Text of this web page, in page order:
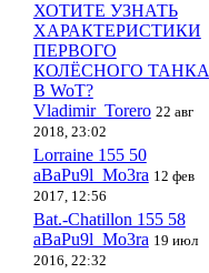
ХОТИТЕ УЗНАТЬ
ХАРАКТЕРИСТИКИ
ПЕРВОГО
КОЛЁСНОГО ТАНКА
В WoT?
Vladimir_Torero 22 авг
2018, 23:02
Lorraine 155 50
aBaPu9l_Mo3ra 12 фев
2017, 12:56
Bat.-Chatillon 155 58
aBaPu9l_Mo3ra 19 июл
2016, 22:32